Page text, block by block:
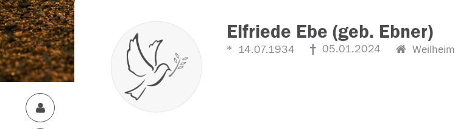
Elfriede Ebe (geb. Ebner)
14.07.1934 05.01.2024 Weilheim